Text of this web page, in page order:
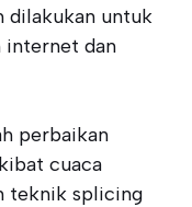
dilakukan untuk
internet dan
perbaikan
cuaca
teknik splicing